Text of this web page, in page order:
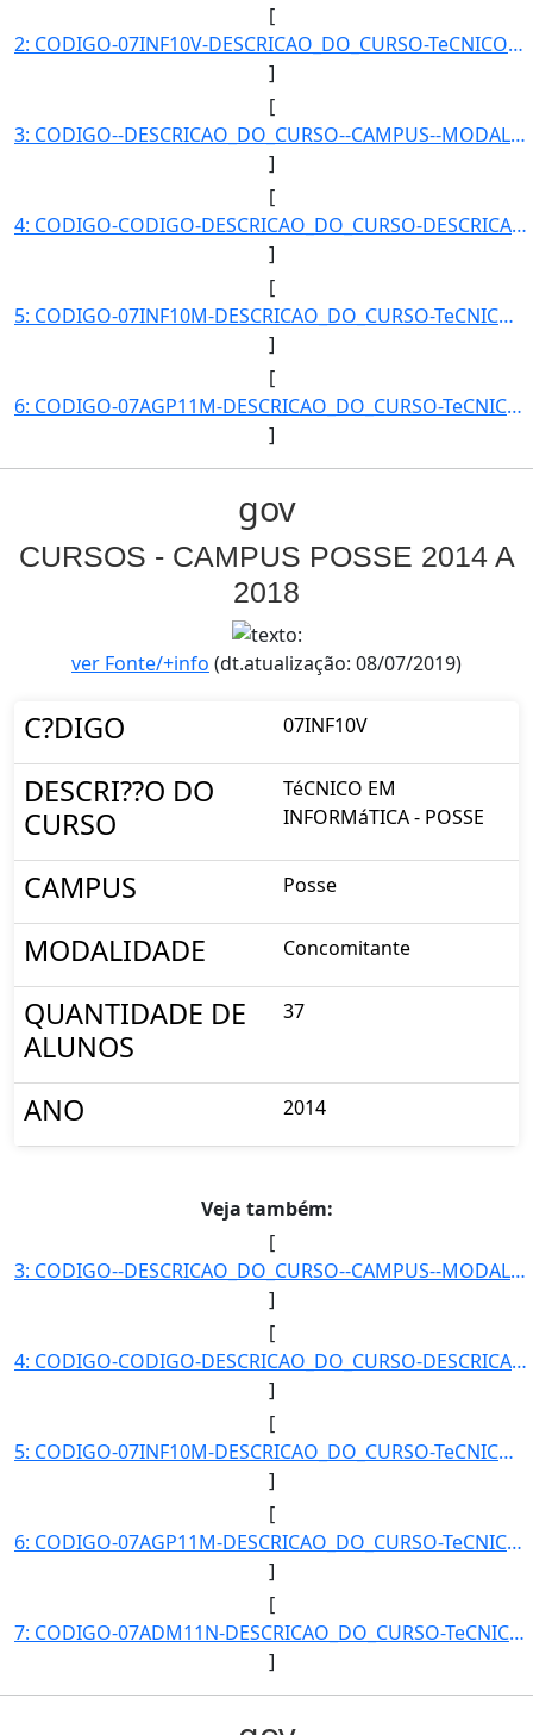
[
2: CODIGO-07INF10V-DESCRICAO_DO_CURSO-TeCNICO_EM_INFORMaTICA_-_POSSE-CAMPUS-Posse-MODALIDADE-Concomitan]
]
[
3: CODIGO--DESCRICAO_DO_CURSO--CAMPUS--MODALIDADE--QUANTIDADE_DE_ALUNOS-}]
]
[
4: CODIGO-CODIGO-DESCRICAO_DO_CURSO-DESCRICAO_DO_CURSO-CAMPUS-CAMPUS-MODALIDADE-MODALIDADE-QUANTIDADE_D]
]
[
5: CODIGO-07INF10M-DESCRICAO_DO_CURSO-TeCNICO_EM_INFORMaTICA_-_POSSE-CAMPUS-Posse-MODALIDADE-Concomitan]
]
[
6: CODIGO-07AGP11M-DESCRICAO_DO_CURSO-TeCNICO_EM_AGROPECUaRIA_-_POSSE-CAMPUS-Posse-MODALIDADE-Concomita]
]
gov
CURSOS - CAMPUS POSSE 2014 A
2018
ver Fonte/+info (dt.atualização: 08/07/2019)
C?DIGO 07INF10V
DESCRI??O DO
CURSO
TéCNICO EM
INFORMáTICA - POSSE
CAMPUS Posse
MODALIDADE Concomitante
QUANTIDADE DE
ALUNOS
37
ANO 2014
Veja também:
[
3: CODIGO--DESCRICAO_DO_CURSO--CAMPUS--MODALIDADE--QUANTIDADE_DE_ALUNOS-}]
]
[
4: CODIGO-CODIGO-DESCRICAO_DO_CURSO-DESCRICAO_DO_CURSO-CAMPUS-CAMPUS-MODALIDADE-MODALIDADE-QUANTIDADE_D]
]
[
5: CODIGO-07INF10M-DESCRICAO_DO_CURSO-TeCNICO_EM_INFORMaTICA_-_POSSE-CAMPUS-Posse-MODALIDADE-Concomitan]
]
[
6: CODIGO-07AGP11M-DESCRICAO_DO_CURSO-TeCNICO_EM_AGROPECUaRIA_-_POSSE-CAMPUS-Posse-MODALIDADE-Concomita]
]
[
7: CODIGO-07ADM11N-DESCRICAO_DO_CURSO-TeCNICO_EM_ADMINISTRAcaO_-_POSSE-CAMPUS-Posse-MODALIDADE-Concomit]
]